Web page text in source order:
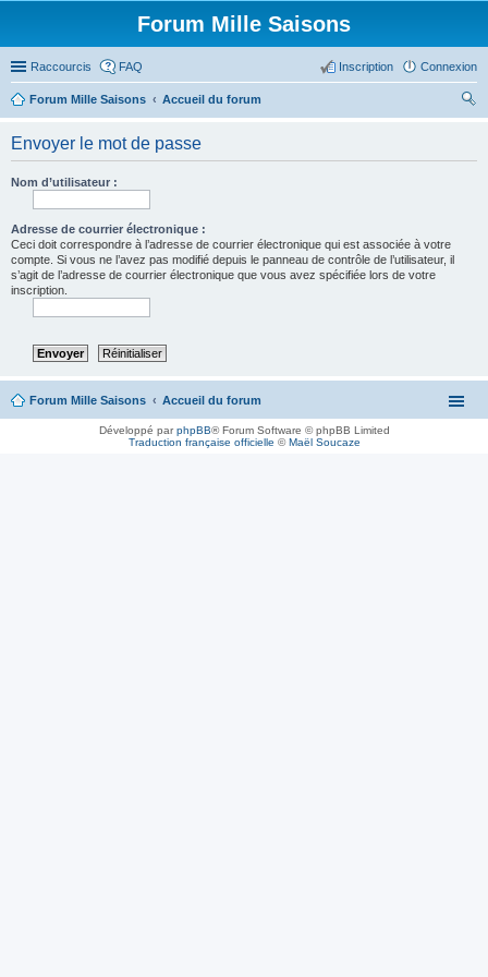
Forum Mille Saisons
Raccourcis FAQ Connexion
Inscription
Forum Mille Saisons
Accueil du forum
Envoyer le mot de passe
Nom d’utilisateur :
Adresse de courrier électronique :
Ceci doit correspondre à l’adresse de courrier électronique qui est associée à votre
compte. Si vous ne l’avez pas modifié depuis le panneau de contrôle de l’utilisateur, il
s’agit de l’adresse de courrier électronique que vous avez spécifiée lors de votre
inscription.
Forum Mille Saisons Accueil du forum
Développé parphpBB® Forum Software © phpBB Limited
Traduction française officielle ©Maël Soucaze